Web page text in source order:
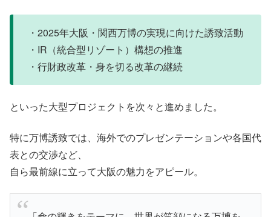
・2025年大阪・関西万博の実現に向けた誘致活動
・IR（統合型リゾート）構想の推進
・行財政改革・身を切る改革の継続
といった大型プロジェクトを次々と進めました。
特に万博誘致では、海外でのプレゼンテーションや各国代
表との交渉など、
自ら最前線に立って大阪の魅力をアピール。